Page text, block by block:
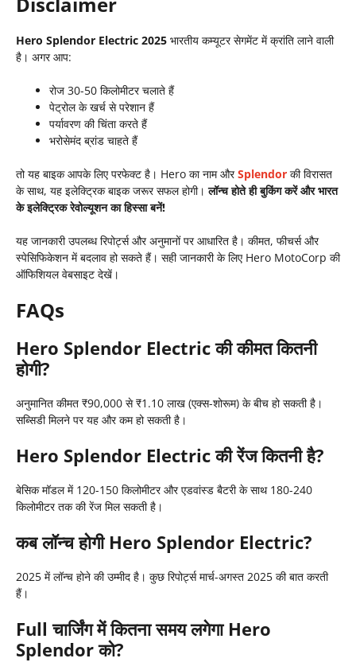
Hero Splendor Electric 2025 भारतीय कम्यूटर सेगमेंट में क्रांति लाने वाली
है। अगर आप:
रोज 30-50 किलोमीटर चलाते हैं
पेट्रोल के खर्च से परेशान हैं
पर्यावरण की चिंता करते हैं
भरोसेमंद ब्रांड चाहते हैं
तो यह बाइक आपके लिए परफेक्ट है। Hero का नाम औरSplendor की विरासत
के साथ, यह इलेक्ट्रिक बाइक जरूर सफल होगी।लॉन्च होते ही बुकिंग करें और भारत
के इलेक्ट्रिक रेवोल्यूशन का हिस्सा बनें!
यह जानकारी उपलब्ध रिपोर्ट्स और अनुमानों पर आधारित है। कीमत, फीचर्स और
स्पेसिफिकेशन में बदलाव हो सकते हैं। सही जानकारी के लिए Hero MotoCorp की
ऑफिशियल वेबसाइट देखें।
FAQs
Hero Splendor Electric की कीमत कितनी
होगी?
अनुमानित कीमत ₹90,000 से ₹1.10 लाख (एक्स-शोरूम) के बीच हो सकती है।
सब्सिडी मिलने पर यह और कम हो सकती है।
Hero Splendor Electric की रेंज कितनी है?
बेसिक मॉडल में 120-150 किलोमीटर और एडवांस्ड बैटरी के साथ 180-240
किलोमीटर तक की रेंज मिल सकती है।
कब लॉन्च होगी Hero Splendor Electric?
2025 में लॉन्च होने की उम्मीद है। कुछ रिपोर्ट्स मार्च-अगस्त 2025 की बात करती
हैं।
Full चार्जिंग में कितना समय लगेगा Hero
Splendor को?